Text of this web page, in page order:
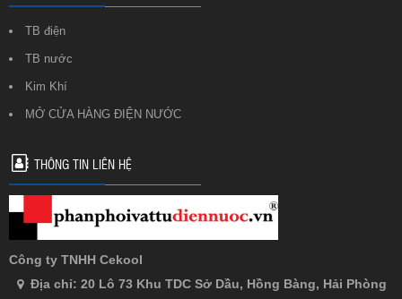
TB điện
TB nước
Kim Khí
MỞ CỬA HÀNG ĐIỆN NƯỚC
THÔNG TIN LIÊN HỆ
Công ty TNHH Cekool
Địa chỉ: 20 Lô 73 Khu TDC Sở Dầu, Hồng Bàng, Hải Phòng